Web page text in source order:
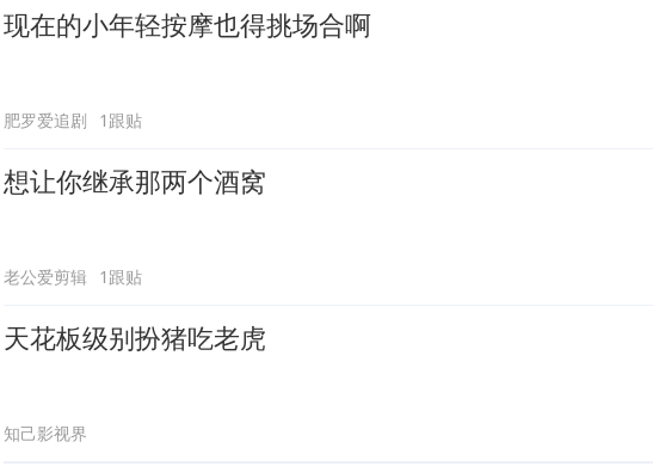
现在的小年轻按摩也得挑场合啊
肥罗爱追剧 1跟贴
想让你继承那两个酒窝
老公爱剪辑 1跟贴
天花板级别扮猪吃老虎
知己影视界